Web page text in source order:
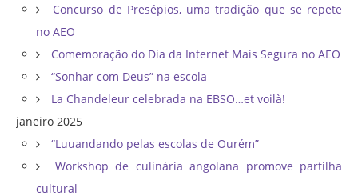
Concurso de Presépios, uma tradição que se repete
no AEO
Comemoração do Dia da Internet Mais Segura no AEO
“Sonhar com Deus” na escola
La Chandeleur celebrada na EBSO…et voilà!
janeiro 2025
“Luuandando pelas escolas de Ourém”
Workshop de culinária angolana promove partilha
cultural